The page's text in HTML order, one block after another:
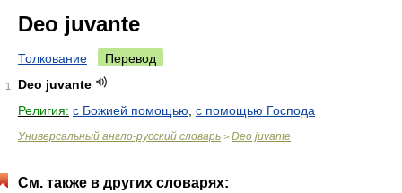
Deo juvante
Толкование Перевод
1
Deo juvante
Религия: с Божией помощью с помощью Господа
Универсальный англо-русский словарь > Deo juvante
См. также в других словарях: